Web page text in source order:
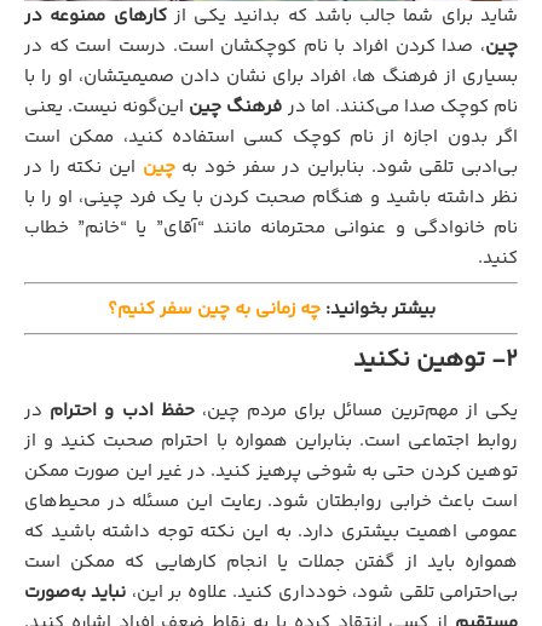
شاید برای شما جالب باشد که بدانید یکی ازکارهای ممنوعه در
چین، صدا کردن افراد با نام کوچکشان است. درست است که در
بسیاری از فرهنگ ‌ها، افراد برای نشان دادن صمیمیتشان، او را با
نام کوچک صدا می‌کنند. اما در فرهنگ چین این‌گونه نیست. یعنی
اگر بدون اجازه از نام کوچک کسی استفاده کنید، ممکن است
بی‌ادبی تلقی شود. بنابراین در سفر خود بهچین این نکته را در
نظر داشته باشید و هنگام صحبت کردن با یک فرد چینی، او را با
نام خانوادگی و عنوانی محترمانه مانند “آقای” یا “خانم” خطاب
کنید.
بیشتر بخوانید:چه زمانی به چین سفر کنیم؟
2- توهین نکنید
یکی از مهم‌ترین مسائل برای مردم چین،حفظ ادب و احترام در
روابط اجتماعی است. بنابراین همواره با احترام صحبت کنید و از
توهین کردن حتی به شوخی پرهیز کنید. در غیر این صورت ممکن
است باعث خرابی روابطتان شود. رعایت این مسئله در محیط‌های
عمومی اهمیت بیشتری دارد. به این نکته توجه داشته باشید که
همواره باید از گفتن جملات یا انجام کارهایی که ممکن است
بی‌احترامی تلقی شود، خودداری کنید. علاوه بر این، نباید به‌صورت